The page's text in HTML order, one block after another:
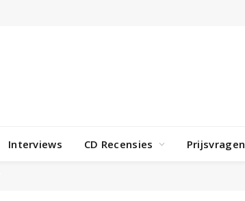
Interviews CD Recensies Prijsvragen